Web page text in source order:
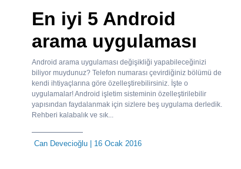
En iyi 5 Android
arama uygulaması
Android arama uygulaması değişikliği yapabileceğinizi
biliyor muydunuz? Telefon numarası çevirdiğiniz bölümü de
kendi ihtiyaçlarına göre özelleştirebilirsiniz. İşte o
uygulamalar! Android işletim sisteminin özelleştirilebilir
yapısından faydalanmak için sizlere beş uygulama derledik.
Rehberi kalabalık ve sık...
Can Devecioğlu| 16 Ocak 2016